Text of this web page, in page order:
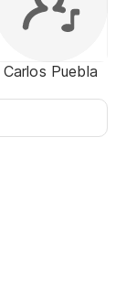
Carlos Puebla